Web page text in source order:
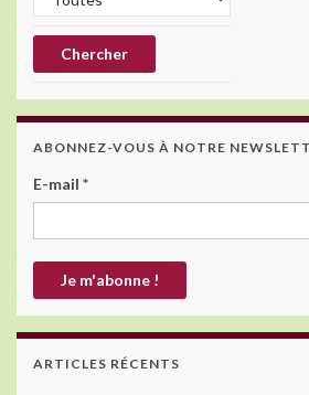
ABONNEZ-VOUS À NOTRE
E-mail *
ARTICLES RÉCENTS